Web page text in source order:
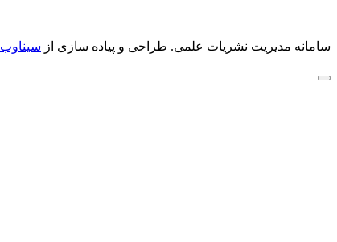
سامانه مدیریت نشریات علمی. طراحی و پیاده سازی از سیناوب